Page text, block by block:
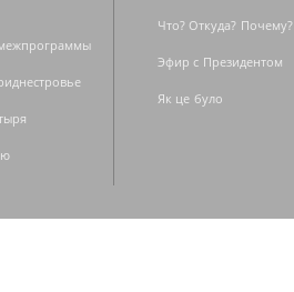
Что? Откуда? Почему?
Эфир с Президентом
Як це було